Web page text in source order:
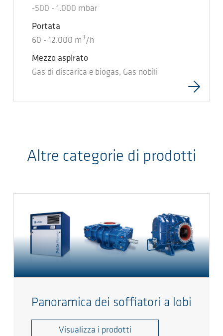
-500 - 1.000 mbar
Portata
60 - 12.000 m 3 /h
Mezzo aspirato
Gas di discarica e biogas, Gas nobili
Altre categorie di prodotti
Panoramica dei soffiatori a lobi
Visualizza i prodotti